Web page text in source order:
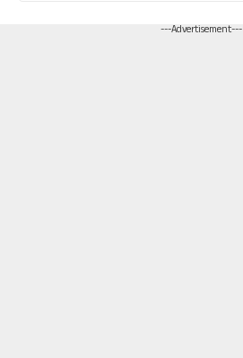
---Advertisement---